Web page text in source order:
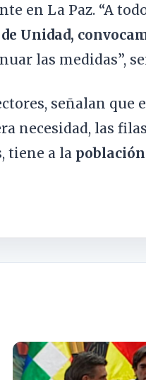
en La Paz. “A
Unidad,
las medidas”,
señalan
necesidad, las
tiene a la